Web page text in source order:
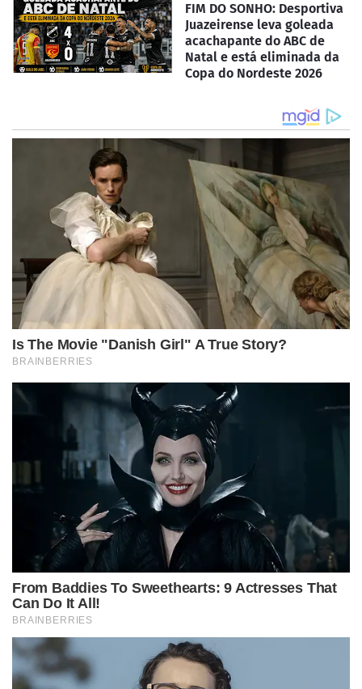
FIM DO SONHO: Desportiva
Juazeirense leva goleada
acachapante do ABC de
Natal e está eliminada da
Copa do Nordeste 2026